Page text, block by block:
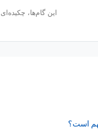
این گام‌ها،
است؟